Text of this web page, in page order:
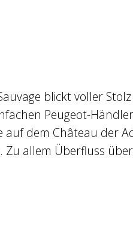
blickt voller
Peugeot-
dem Château der
Zu allem Überfluss